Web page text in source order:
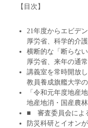
【目次】
21年度からエビデ
厚労省、科学的介
横断的な「断らな
厚労省、来年の通
講義室を常時開放
教員養成旗艦大学
「令和元年度地産
地産地消・国産農
■ 審査委員会によ
防災科研とイオン